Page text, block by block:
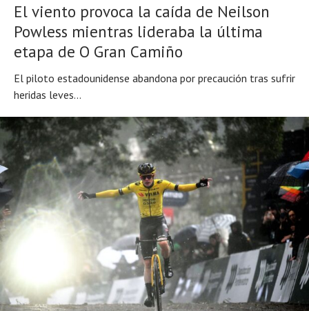
El viento provoca la caída de Neilson
Powless mientras lideraba la última
etapa de O Gran Camiño
El piloto estadounidense abandona por precaución tras sufrir
heridas leves...
Noticias
Tendencias
Artículos